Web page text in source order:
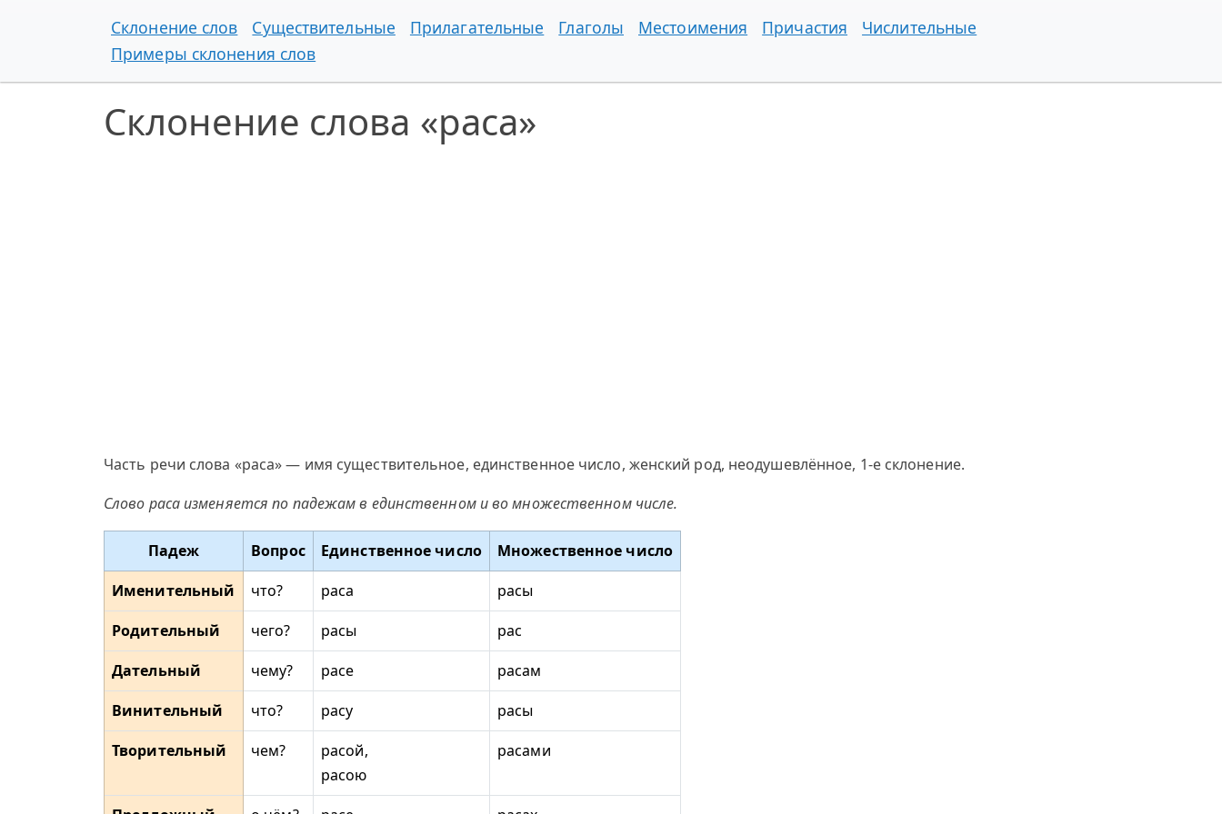
Склонение слов Существительные Прилагательные Глаголы Местоимения Причастия
Числительные
Примеры склонения слов
Склонение слова «раса»
Часть речи слова «раса» — имя существительное, единственное число, женский род, неодушевлённое, 1-е склонение.
Слово раса изменяется по падежам в единственном и во множественном числе.
Падеж Вопрос Единственное число
Множественное число
Именительный
что? раса
расы
Родительный
чего? расы
рас
Дательный
чему? расе
расам
Винительный
что? расу
расы
Творительный
чем?
расой,
расою
расами